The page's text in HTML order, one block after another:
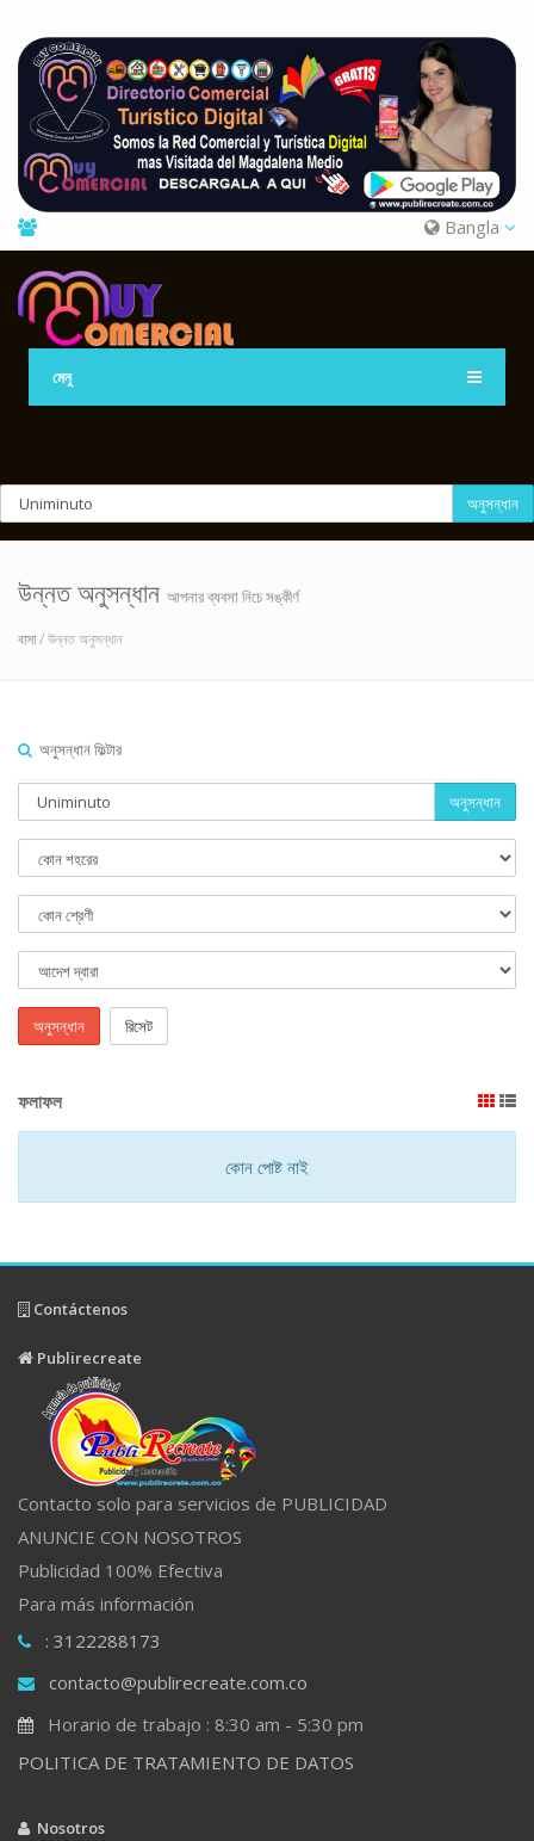
Bangla
মেনু
অনুসন্ধান
উন্নত অনুসন্ধান আপনার ব্যবসা নিচে সঙ্কীর্ণ
বাসা/ উন্নত অনুসন্ধান
অনুসন্ধান ফিল্টার
অনুসন্ধান
অনুসন্ধান রিসেট
ফলাফল
কোন পোষ্ট নাই
Contáctenos
Publirecreate
Contacto solo para servicios de PUBLICIDAD
ANUNCIE CON NOSOTROS
Publicidad 100% Efectiva
Para más información
: 3122288173
contacto@publirecreate.com.co
Horario de trabajo : 8:30 am - 5:30 pm
POLITICA DE TRATAMIENTO DE DATOS
Nosotros